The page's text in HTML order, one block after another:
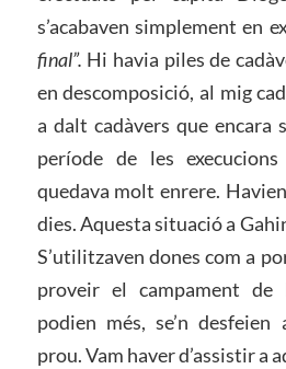
s’acabaven simplement en
final”. Hi havia piles de
en descomposició, al mig
a dalt cadàvers que encara
període de les
quedava molt enrere.
dies. Aquesta situació a
S’utilitzaven dones com a
proveir el campament de
podien més, se’n
prou. Vam haver d’assistir a